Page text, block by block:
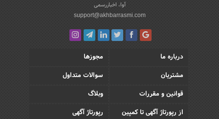
آوا، اخباررسمی
support@akhbarrasmi.com
درباره ما
مجوزها
مشتریان
سوالات متداول
قوانین و مقررات
وبلاگ
از رپورتاژ آگهی تا کمپین
رپورتاژ آگهی